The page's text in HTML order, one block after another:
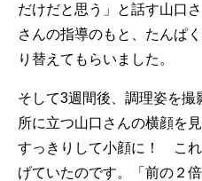
だけだと思う」と話す山口
さんの指導のもと、たんぱ
り替えてもらいました。
そして3週間後、調理姿を撮
所に立つ山口さんの横顔を
すっきりして小顔に！ こ
げていたのです。「前の２